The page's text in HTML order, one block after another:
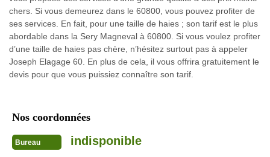
chers. Si vous demeurez dans le 60800, vous pouvez profiter de
ses services. En fait, pour une taille de haies ; son tarif est le plus
abordable dans la Sery Magneval à 60800. Si vous voulez profiter
d’une taille de haies pas chère, n’hésitez surtout pas à appeler
Joseph Elagage 60. En plus de cela, il vous offrira gratuitement le
devis pour que vous puissiez connaître son tarif.
Nos coordonnées
Bureau indisponible